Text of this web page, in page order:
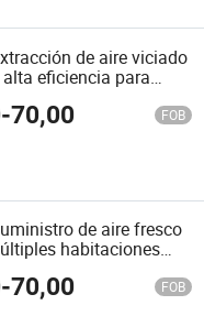
de aire viciado
eficiencia para
-70,00 FOB
de aire fresco
habitaciones
-70,00 FOB